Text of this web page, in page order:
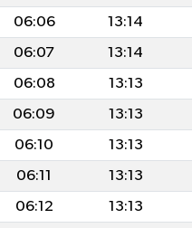
06:06 13:14
06:07 13:14
06:08 13:13
06:09 13:13
06:10 13:13
06:11 13:13
06:12 13:13